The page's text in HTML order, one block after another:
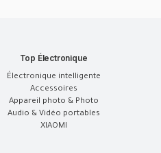
Top Électronique
Électronique intelligente
Accessoires
Appareil photo & Photo
Audio & Vidéo portables
XIAOMI